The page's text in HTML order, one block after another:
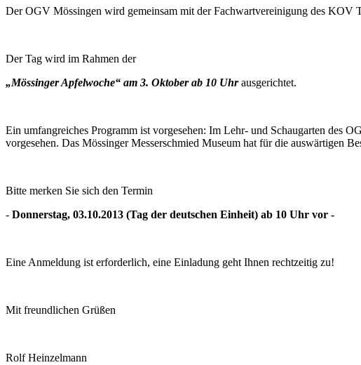
Der OGV Mössingen wird gemeinsam mit der Fachwartvereinigung des KOV
Der Tag wird im Rahmen der
„Mössinger Apfelwoche“ am 3. Oktober ab 10 Uhrausgerichtet.
Ein umfangreiches Programm ist vorgesehen: Im Lehr- und Schaugarten des
vorgesehen. Das Mössinger Messerschmied Museum hat für die auswärtigen
Bitte merken Sie sich den Termin
- Donnerstag, 03.10.2013 (Tag der deutschen Einheit) ab 10 Uhr vor -
Eine Anmeldung ist erforderlich, eine Einladung geht Ihnen rechtzeitig zu!
Mit freundlichen Grüßen
Rolf Heinzelmann